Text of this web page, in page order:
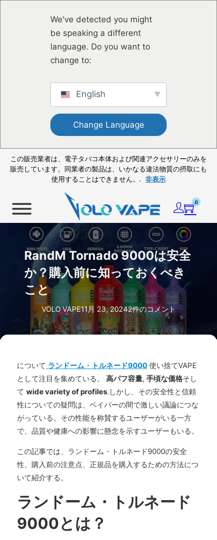
We've detected you might
be speaking a different
language. Do you want to
change to:
English
Change Language
この販売業者は、電子タバコ本体および関連アクセサリーのみを
販売しています。同業者の製品は、いかなる違法物質の摂取にも
使用することはできません。. 非表示
0
RandM Tornado 9000は安全
か？購入前に知っておくべき
こと
VOLO VAPE11月 23, 20242件のコメント
について ランドーム・トルネード9000 使い捨てVAPE
として注目を集めている。 高パフ容量, 手頃な価格そし
て wide variety of profiles.しかし、その安全性と信頼
性についての疑問は、ベイパーの間で激しい議論につな
がっている。その性能を称賛するユーザーがいる一方
で、品質や健康への影響に懸念を示すユーザーもいる。
この記事では、ランドーム・トルネード9000の安全
性、購入前の注意点、正規品を購入するための方法につ
いて紹介する。
ランドーム・トルネード
9000とは？